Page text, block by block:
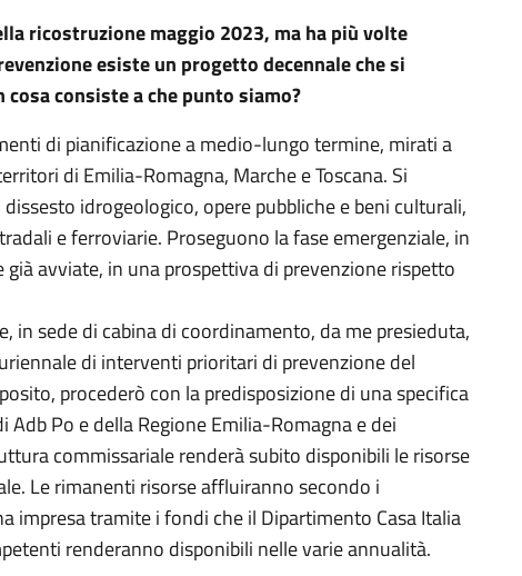
ricostruzione maggio 2023, ma ha più volte
esiste un progetto decennale che si
consiste a che punto siamo?
di pianificazione a medio-lungo termine, mirati a
di Emilia-Romagna, Marche e Toscana. Si
idrogeologico, opere pubbliche e beni culturali,
e ferroviarie. Proseguono la fase emergenziale, in
avviate, in una prospettiva di prevenzione rispetto
in sede di cabina di coordinamento, da me presieduta,
di interventi prioritari di prevenzione del
procederò con la predisposizione di una specifica
Po e della Regione Emilia-Romagna e dei
commissariale renderà subito disponibili le risorse
Le rimanenti risorse affluiranno secondo i
impresa tramite i fondi che il Dipartimento Casa Italia
renderanno disponibili nelle varie annualità.